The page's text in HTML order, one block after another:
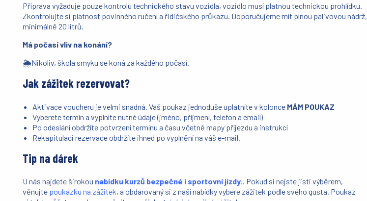
Příprava vyžaduje pouze kontrolu technického stavu vozidla, vozidlo musí platnou technickou prohlídku.
Zkontrolujte si platnost povinného ručení a řidičského průkazu. Doporučujeme mít plnou palivovou nádrž,
minimálně 20 litrů.
Má počasí vliv na konání?
🌦️Nikoliv, škola smyku se koná za každého počasí.
Jak zážitek rezervovat?
Aktivace voucheru je velmi snadná. Váš poukaz jednoduše uplatníte v kolonce MÁM POUKAZ
Vyberete termín a vyplníte nutné údaje (jméno, příjmení, telefon a email)
Po odeslání obdržíte potvrzení termínu a času včetně mapy příjezdu a instrukcí
Rekapitulaci rezervace obdržíte ihned po vyplnění na váš e-mail.
Tip na dárek
U nás najdete širokou nabídku kurzů bezpečné i sportovní jízdy.. Pokud si nejste jisti výběrem,
věnujte poukázku na zážitek, a obdarovaný si z naší nabídky vybere zážitek podle svého gusta. Poukaz